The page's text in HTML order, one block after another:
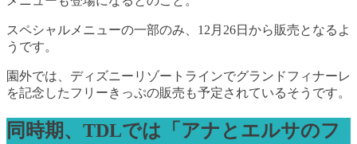
スペシャルメニューの一部のみ、12月26日から販売となるよ
うです。
園外では、ディズニーリゾートラインでグランドフィナーレ
を記念したフリーきっぷの販売も予定されているそうです。
同時期、TDLでは「アナとエルサのフ